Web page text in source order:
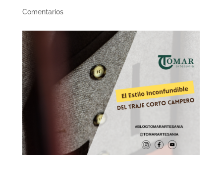
Comentarios